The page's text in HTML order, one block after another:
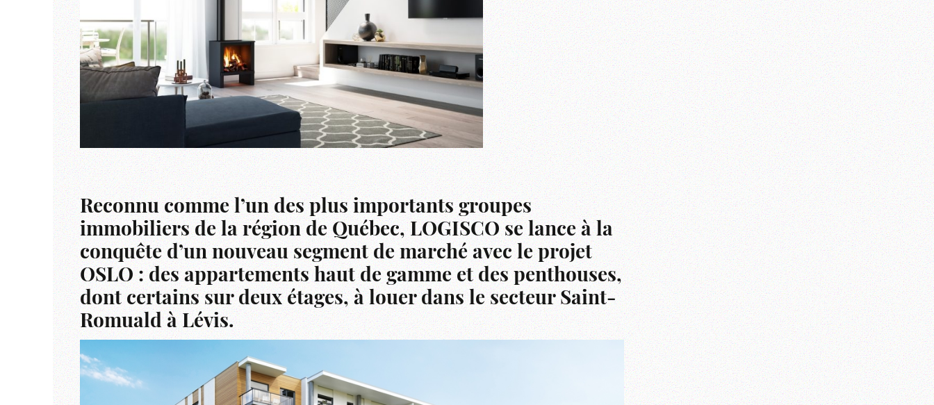
Reconnu comme l’un des plus importants groupes
immobiliers de la région de Québec, LOGISCO se lance à la
conquête d’un nouveau segment de marché avec le projet
OSLO : des appartements haut de gamme et des penthouses,
dont certains sur deux étages, à louer dans le secteur Saint-
Romuald à Lévis.